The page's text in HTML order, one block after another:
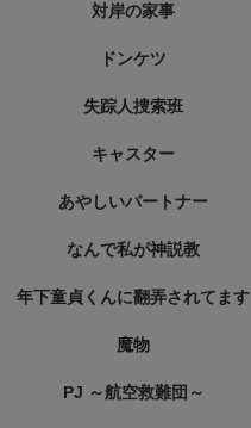
対岸の家事
ドンケツ
失踪人捜索班
キャスター
あやしいパートナー
なんで私が神説教
年下童貞くんに翻弄されてます
魔物
PJ ～航空救難団～